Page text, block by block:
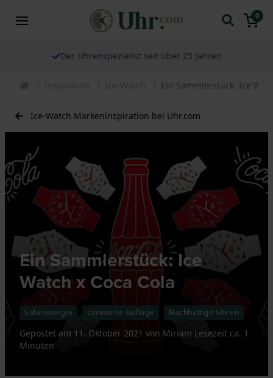
0
Der Uhrenspezialist seit über 25 Jahren
Inspiration Ice-Watch Ein Sammlerstück: Ice
Ice-Watch Markeninspiration bei Uhr.com
Ein Sammlerstück: Ice
Watch x Coca Cola
Solarenergie Limitierte Auflage Nachhaltige Uhren
Gepostet am 11. Oktober 2021 von Miriam Lesezeit ca. 1
Minuten